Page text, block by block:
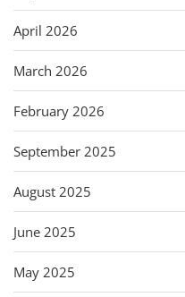
April 2026
March 2026
February 2026
September 2025
August 2025
June 2025
May 2025